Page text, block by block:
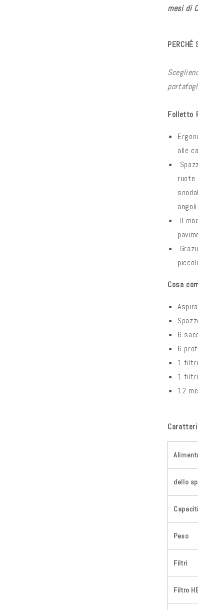
mesi di
PERCHÉ
Folletto
alle
ruote
Il
Cosa
6
6
1
1
12
dello
Peso
Filtri
Filtro